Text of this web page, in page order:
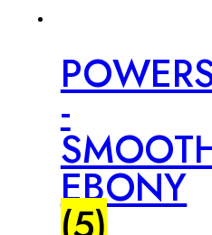
-
EBONY